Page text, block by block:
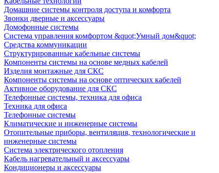
Домашние системы контроля доступа и комфорта
Звонки дверные и аксессуары
Домофонные системы
Система управления комфортом &quot;Умный дом&quot;
Средства коммуникации
Структурированные кабельные системы
Компоненты системы на основе медных кабелей
Изделия монтажные для СКС
Компоненты системы на основе оптических кабелей
Активное оборудование для СКС
Телефонные системы, техника для офиса
Техника для офиса
Телефонные системы
Климатические и инженерные системы
Отопительные приборы, вентиляция, технологические и
инженерные системы
Система электрического отопления
Кабель нагревательный и аксессуары
Кондиционеры и аксессуары